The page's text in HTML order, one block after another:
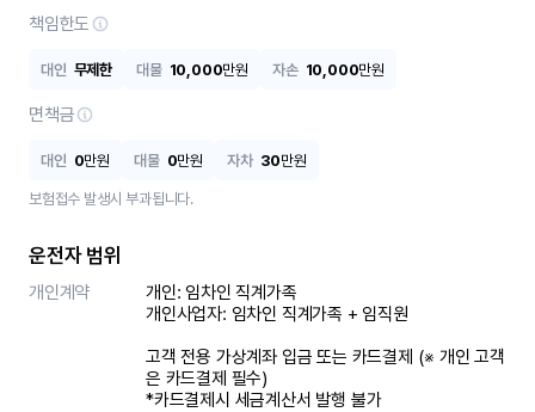
책임한도
대인 무제한 대물 10,000만원 자손 10,000만원
면책금
대인 0만원 대물 0만원 자차 30만원
보험접수 발생시 부과됩니다.
운전자 범위
개인계약
개인: 임차인 직계가족
개인사업자: 임차인 직계가족 + 임직원
고객 전용 가상계좌 입금 또는 카드결제 (※ 개인 고객
은 카드결제 필수)
*카드결제시 세금계산서 발행 불가